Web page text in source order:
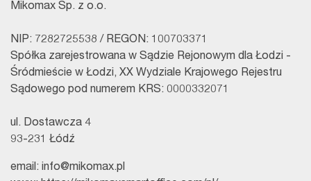
Mikomax Sp. z o.o.
NIP: 7282725538 / REGON: 100703371
Spółka zarejestrowana w Sądzie Rejonowym dla Łodzi -
Śródmieście w Łodzi, XX Wydziale Krajowego Rejestru
Sądowego pod numerem KRS: 0000332071
ul. Dostawcza 4
93-231 Łódź
email: info@mikomax.pl